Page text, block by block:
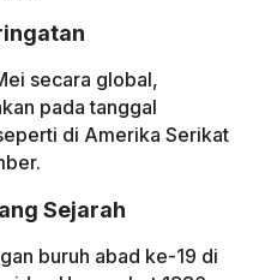
secara global,
pada tanggal
di Amerika Serikat
Sejarah
buruh abad ke-19 di